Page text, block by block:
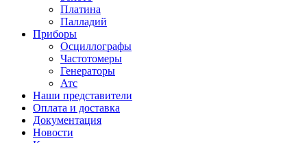
Платина
Палладий
Приборы
Осциллографы
Частотомеры
Генераторы
Атс
Наши представители
Оплата и доставка
Документация
Новости